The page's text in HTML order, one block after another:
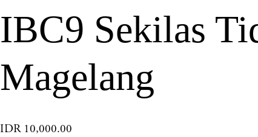
IBC9 Sekilas
Magelang
IDR 10,000.00